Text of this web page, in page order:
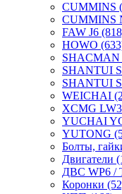
CUMMINS
CUMMINS
FAW J6
HOWO
SHACMAN
SHANTUI
SHANTUI
WEICHAI
XCMG
YUCHAI
YUTONG
Болты,
Двигатели
ДВС WP6 /
Коронки